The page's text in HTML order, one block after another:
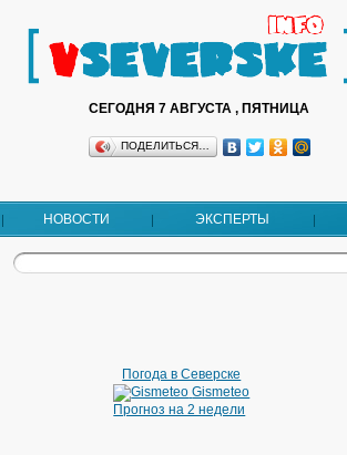
СЕГОДНЯ 7 АВГУСТА , ПЯТНИЦА
ПОДЕЛИТЬСЯ…
НОВОСТИ ЭКСПЕРТЫ
Погода в Северске
Gismeteo
Прогноз на 2 недели